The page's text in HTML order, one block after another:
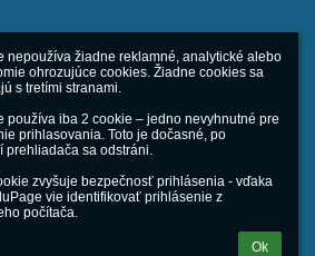
nepoužíva žiadne reklamné, analytické alebo
ohrozujúce cookies. Žiadne cookies sa
s tretími stranami.
používa iba 2 cookie – jedno nevyhnutné pre
prihlasovania. Toto je dočasné, po
prehliadača sa odstráni.
zvyšuje bezpečnosť prihlásenia - vďaka
vie identifikovať prihlásenie z
počítača.
Ok
údajov